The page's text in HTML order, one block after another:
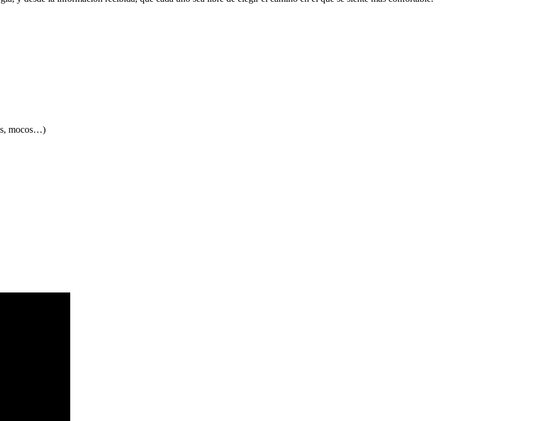
mocos…)